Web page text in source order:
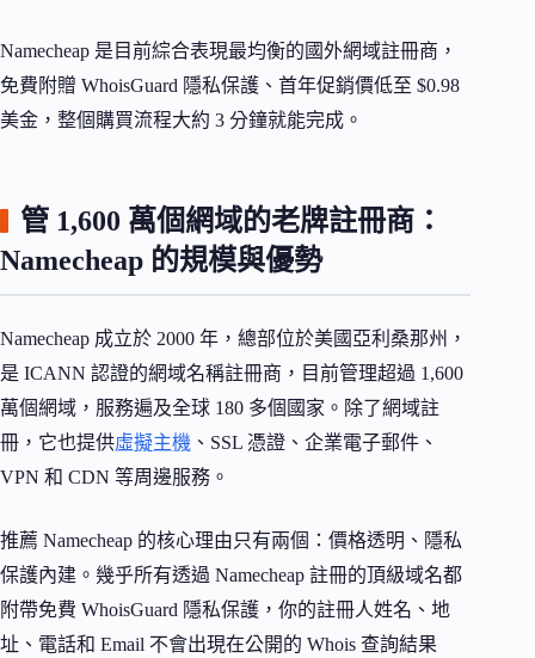
Namecheap 是目前綜合表現最均衡的國外網域註冊商，
免費附贈 WhoisGuard 隱私保護、首年促銷價低至 $0.98
美金，整個購買流程大約 3 分鐘就能完成。
管 1,600 萬個網域的老牌註冊商：
Namecheap 的規模與優勢
Namecheap 成立於 2000 年，總部位於美國亞利桑那州，
是 ICANN 認證的網域名稱註冊商，目前管理超過 1,600
萬個網域，服務遍及全球 180 多個國家。除了網域註
冊，它也提供虛擬主機 、SSL 憑證、企業電子郵件、
VPN 和 CDN 等周邊服務。
推薦 Namecheap 的核心理由只有兩個：價格透明、隱私
保護內建。幾乎所有透過 Namecheap 註冊的頂級域名都
附帶免費 WhoisGuard 隱私保護，你的註冊人姓名、地
址、電話和 Email 不會出現在公開的 Whois 查詢結果